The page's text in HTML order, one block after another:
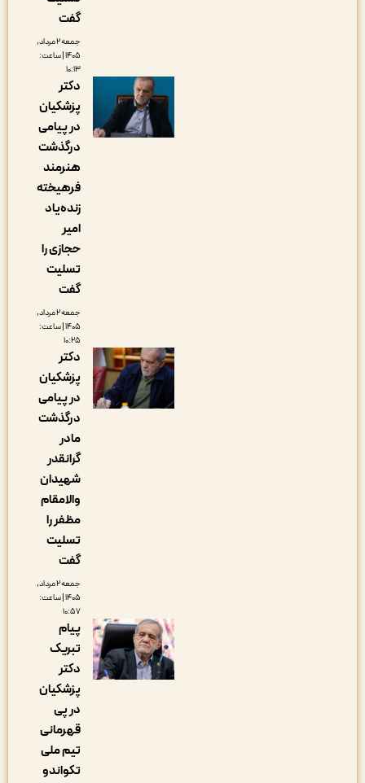
جمعه ۲ مرداد,
۱۴۰۵ | ساعت:
پزشکیان
در پیامی
درگذشت
هنرمند
فرهیخته
حجازی را
جمعه ۲ مرداد,
۱۴۰۵ | ساعت:
دکتر
پزشکیان
در پیامی
درگذشت
شهیدان
والامقام
جمعه ۲ مرداد,
۱۴۰۵ | ساعت:
پیام
تبریک
دکتر
پزشکیان
قهرمانی
تیم ملی
تکواندو